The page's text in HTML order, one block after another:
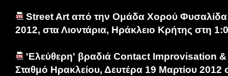
Street Art από την Ομάδα Χορού
2012, στα Λιοντάρια, Ηράκλειο Κρήτης στη
'Ελεύθερη' βραδιά Contact Improvisation &
Σταθμό Ηρακλείου, Δευτέρα 19 Μαρτίου 2012